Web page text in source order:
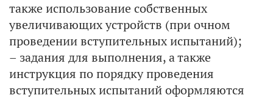
также использование собственных
увеличивающих устройств (при очном
проведении вступительных испытаний);
– задания для выполнения, а также
инструкция по порядку проведения
вступительных испытаний оформляются